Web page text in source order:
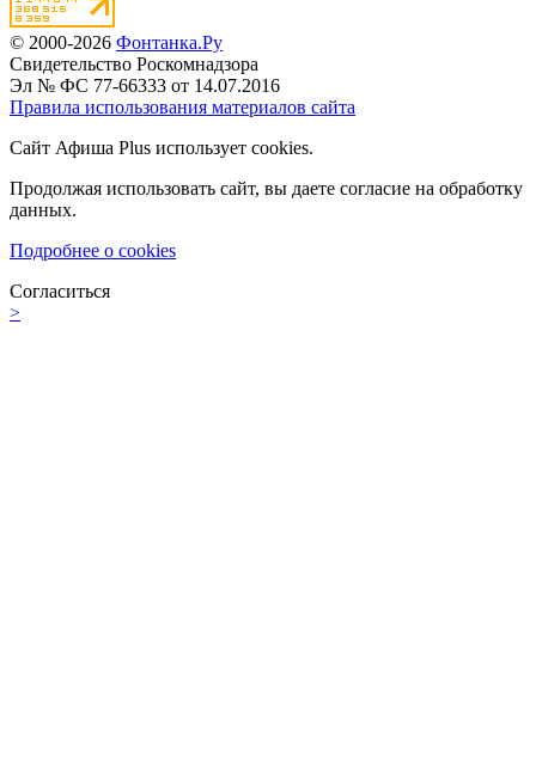
© 2000-2026 Фонтанка.Ру
Свидетельство Роскомнадзора
Эл № ФС 77-66333 от 14.07.2016
Правила использования материалов сайта
Сайт Афиша Plus использует cookies.
Продолжая использовать сайт, вы даете согласие на обработку
данных.
Подробнее о cookies
Согласиться
>